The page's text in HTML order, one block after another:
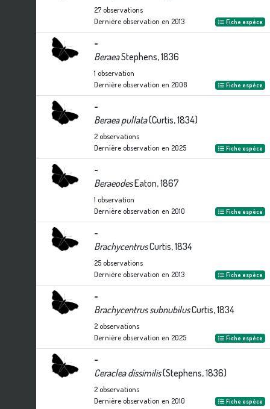
27observations
Dernière observation en 2013 Fiche espèce
-
BeraeaStephens, 1836
1 observation
Dernière observation en 2008 Fiche espèce
-
Beraea pullata(Curtis, 1834)
2observations
Dernière observation en 2025 Fiche espèce
-
BeraeodesEaton, 1867
1 observation
Dernière observation en 2010 Fiche espèce
-
BrachycentrusCurtis, 1834
25observations
Dernière observation en 2013 Fiche espèce
-
Brachycentrus subnubilusCurtis, 1834
2observations
Dernière observation en 2025 Fiche espèce
-
Ceraclea dissimilis(Stephens, 1836)
2observations
Dernière observation en 2010 Fiche espèce